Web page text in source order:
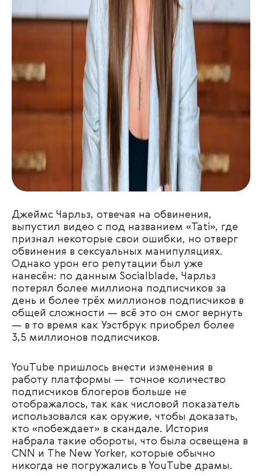
Джеймс Чарльз, отвечая на обвинения,
выпустил видео с под названием «Tati», где
признал некоторые свои ошибки, но отверг
обвинения в сексуальных манипуляциях.
Однако урон его репутации был уже
нанесён: по данным Socialblade, Чарльз
потерял более миллиона подписчиков за
день и более трёх миллионов подписчиков в
общей сложности — всё это он смог вернуть
— в то время как Уэстбрук приобрел более
3,5 миллионов подписчиков.
YouTube пришлось внести изменения в
работу платформы — точное количество
подписчиков блогеров больше не
отображалось, так как числовой показатель
использовался как оружие, чтобы доказать,
кто «побеждает» в скандале. История
набрала такие обороты, что была освещена в
CNN и The New Yorker, которые обычно
никогда не погружались в YouTube драмы.